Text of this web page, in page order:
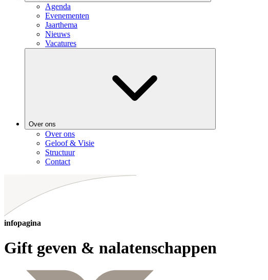
Agenda
Evenementen
Jaarthema
Nieuws
Vacatures
Over ons
Over ons
Geloof & Visie
Structuur
Contact
infopagina
Gift geven & nalatenschappen